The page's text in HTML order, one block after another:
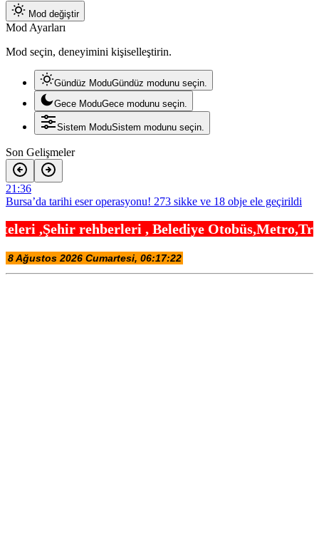
Mod değiştir
Mod Ayarları
Mod seçin, deneyimini kişiselleştirin.
Gündüz ModuGündüz modunu seçin.
Gece ModuGece modunu seçin.
Sistem ModuSistem modunu seçin.
Son Gelişmeler
21:36
Bursa’da tarihi eser operasyonu! 273 sikke ve 18 obje ele geçirildi
Yelkencilerin zorlu mücadelesi ilk günde nefes kesti
21:24
688 milyon TL tarımsal destek hesaplarda
21:12
Eyüpsultan Meydanı yenileniyor… İlk taşı Nuri Aslan koydu
rehberleri , Belediye Otobüs,Metro,Tren